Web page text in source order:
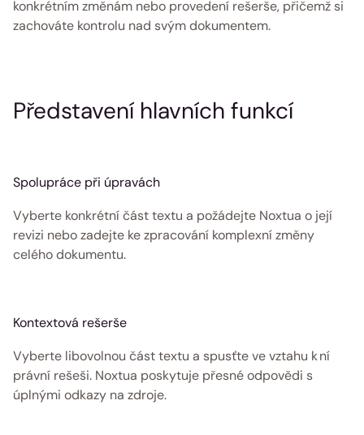
konkrétním změnám nebo provedení rešerše, přičemž si
zachováte kontrolu nad svým dokumentem.
Představení hlavních funkcí
Spolupráce při úpravách
Vyberte konkrétní část textu a požádejte Noxtua o její
revizi nebo zadejte ke zpracování komplexní změny
celého dokumentu.
Kontextová rešerše
Vyberte libovolnou část textu a spusťte ve vztahu k ní
právní rešeši. Noxtua poskytuje přesné odpovědi s
úplnými odkazy na zdroje.